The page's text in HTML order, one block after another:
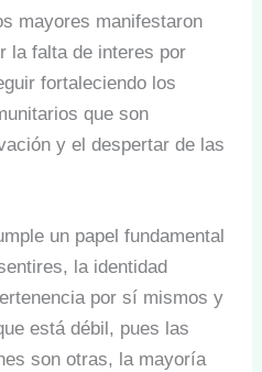
mayores manifestaron
la falta de interes por
fortaleciendo los
que son
y el despertar de las
un papel fundamental
la identidad
por sí mismos y
está débil, pues las
son otras, la mayoría